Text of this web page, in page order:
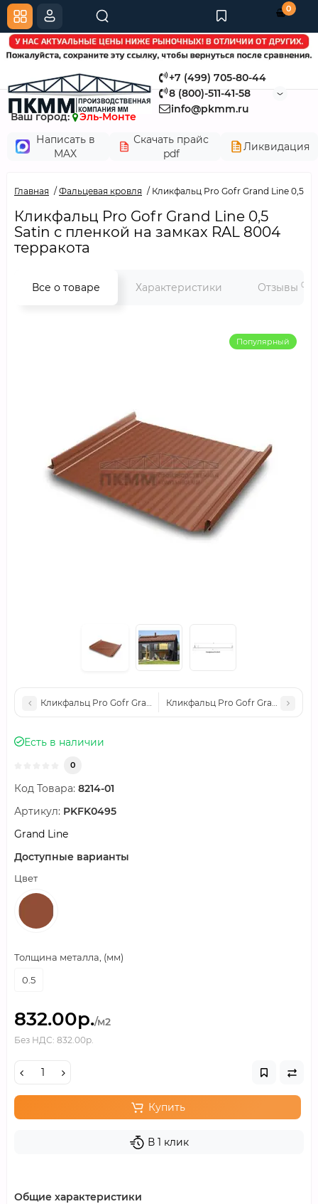
+7 (499) 705-80-44
8 (800)-511-41-58
info@pkmm.ru
Ваш город:
Эль-Монте
Написать в
MAX
Скачать прайс
pdf
Ликвидация
0
Главная Фальцевая кровля Кликфальц Pro Gofr Grand Line 0,5
Кликфальц Pro Gofr Grand Line 0,5
Satin с пленкой на замках RAL 8004
терракота
Все о товаре Характеристики Отзывы 0
Популярный
Кликфальц Pro Gofr Grand Line 0,5 Satin с пленкой на замках
Кликфальц Pro Gofr Grand Line
Есть в наличии
0
Код Товара: 8214-01
Артикул: PKFK0495
Grand Line
Доступные варианты
Цвет
Толщина металла, (мм)
0.5
832.00р./м2
Без НДС: 832.00р.
Купить
В 1 клик
Общие характеристики